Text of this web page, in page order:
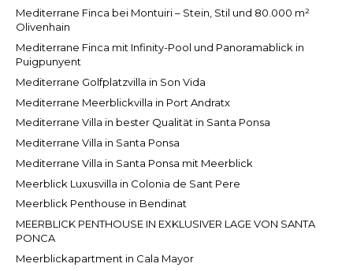
Mediterrane Finca bei Montuiri – Stein, Stil und 80.000 m²
Olivenhain
Mediterrane Finca mit Infinity-Pool und Panoramablick in
Puigpunyent
Mediterrane Golfplatzvilla in Son Vida
Mediterrane Meerblickvilla in Port Andratx
Mediterrane Villa in bester Qualität in Santa Ponsa
Mediterrane Villa in Santa Ponsa
Mediterrane Villa in Santa Ponsa mit Meerblick
Meerblick Luxusvilla in Colonia de Sant Pere
Meerblick Penthouse in Bendinat
MEERBLICK PENTHOUSE IN EXKLUSIVER LAGE VON SANTA
PONCA
Meerblickapartment in Cala Mayor